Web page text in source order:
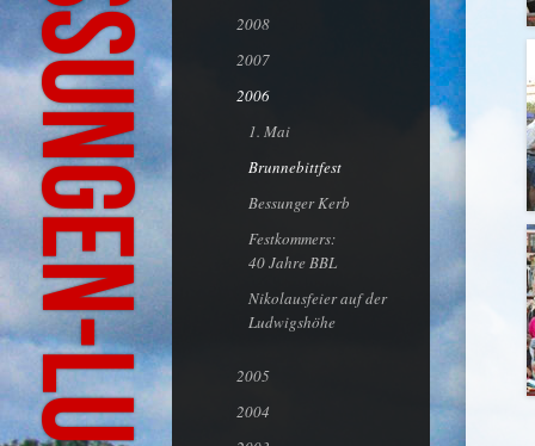
2008
2007
2006
1. Mai
Brunnebittfest
Bessunger Kerb
Festkommers:
40 Jahre BBL
Nikolausfeier auf der
Ludwigshöhe
2005
2004